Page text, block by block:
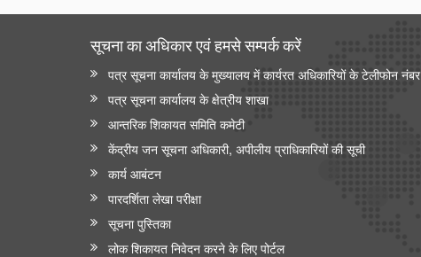
सूचना का अधिकार एवं हमसे सम्‍पर्क करें
पत्र सूचना कार्यालय के मुख्यालय में कार्यरत अधिकारियों के टेलीफोन नंबर
पत्र सूचना कार्यालय के क्षेत्रीय शाखा
आन्‍तरिक शिकायत समिति कमेटी
केंद्रीय जन सूचना अधिकारी, अपीलीय प्राधिकारियों की सूची
कार्य आबंटन
पारदर्शिता लेखा परीक्षा
सूचना पुस्तिका
लोक शिकायत निवेदन करने के लिए पोर्टल